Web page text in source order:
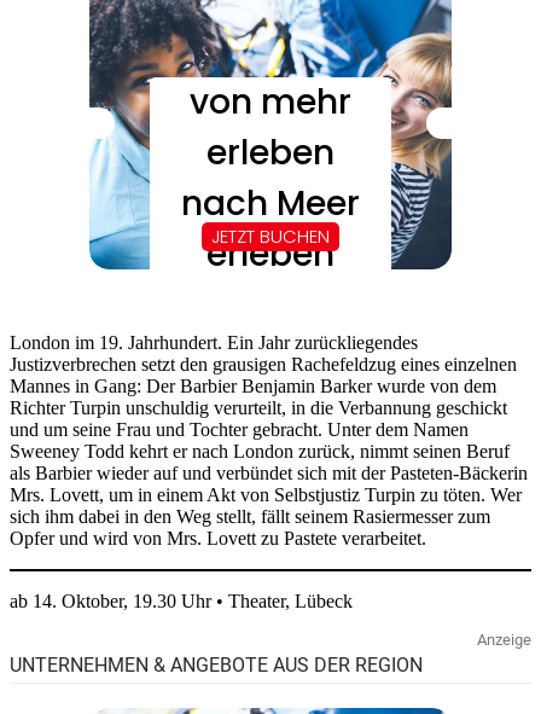
London im 19. Jahrhundert. Ein Jahr zurückliegendes
Justizverbrechen setzt den grausigen Rachefeldzug eines einzelnen
Mannes in Gang: Der Barbier Benjamin Barker wurde von dem
Richter Turpin unschuldig verurteilt, in die Verbannung geschickt
und um seine Frau und Tochter gebracht. Unter dem Namen
Sweeney Todd kehrt er nach London zurück, nimmt seinen Beruf
als Barbier wieder auf und verbündet sich mit der Pasteten-Bäckerin
Mrs. Lovett, um in einem Akt von Selbstjustiz Turpin zu töten. Wer
sich ihm dabei in den Weg stellt, fällt seinem Rasiermesser zum
Opfer und wird von Mrs. Lovett zu Pastete verarbeitet.
ab 14. Oktober, 19.30 Uhr • Theater, Lübeck